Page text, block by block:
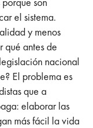
el sistema.
y menos
qué antes de
nacional
El problema es
que a
elaborar las
más fácil la vida